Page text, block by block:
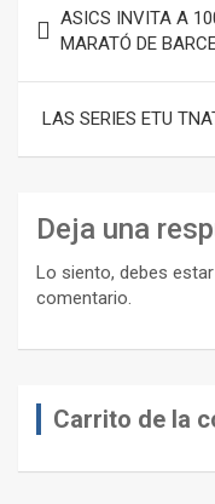
de
entradas
ASICS INVITA A
MARATÓ DE
LAS SERIES ETU
Deja una
Lo siento, debes estar
comentario.
Carrito de la